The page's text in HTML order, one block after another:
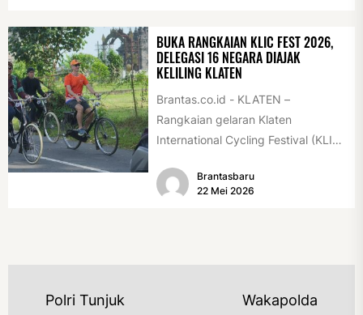
BUKA RANGKAIAN KLIC FEST 2026,
DELEGASI 16 NEGARA DIAJAK
KELILING KLATEN
Brantas.co.id - KLATEN –
Rangkaian gelaran Klaten
International Cycling Festival (KLIC
(17/5/2026). Rangkaian kegiatan
dibuka...
Brantasbaru
22 Mei 2026
NAVIGASI
Polri Tunjuk
Wakapolda